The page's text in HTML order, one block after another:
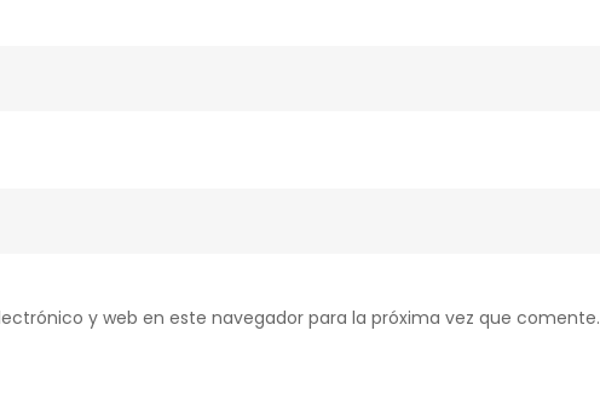
y web en este navegador para la próxima vez que comente.